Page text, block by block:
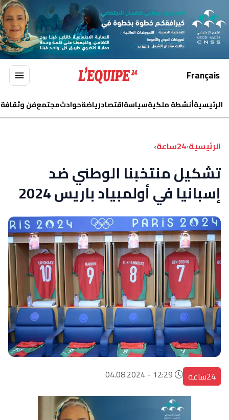
Français
الرئيسيةأنشطة ملكيةسياسةاقتصادرياضةحوادثمجتمعفن وثقافة
الرئيسية›24ساعة ›
تشكيل منتخبنا الوطني ضد
إسبانيا في أولمبياد باريس 2024
24ساعة